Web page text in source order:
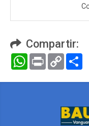
Compartir:
WhatsApp
Print Copy
Link